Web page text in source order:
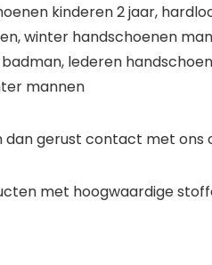
kinderen 2 jaar,
winter handschoenen
lederen
mannen
dan gerust contact met ons
met hoogwaardige